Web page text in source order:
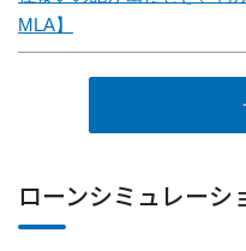
MLA】
ローンシミュレーシ